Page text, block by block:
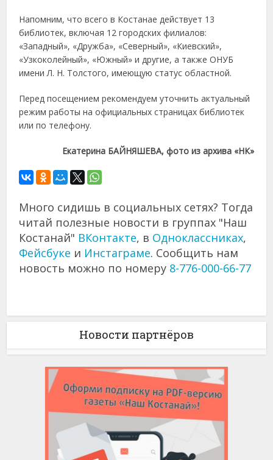
Напомним, что всего в Костанае действует 13
библиотек, включая 12 городских филиалов:
«Западный», «Дружба», «Северный», «Киевский»,
«Узкоколейный», «Южный» и другие, а также ОНУБ
имени Л. Н. Толстого, имеющую статус областной.
Перед посещением рекомендуем уточнить актуальный
режим работы на официальных страницах библиотек
или по телефону.
Екатерина БАЙНЯШЕВА, фото из архива «НК»
Много сидишь в социальных сетях? Тогда
читай полезные новости в группах "Наш
Костанай" ВКонтакте, в Одноклассниках,
Фейсбуке и Инстаграме. Сообщить нам
новость можно по номеру 8-776-000-66-77
Новости партнёров